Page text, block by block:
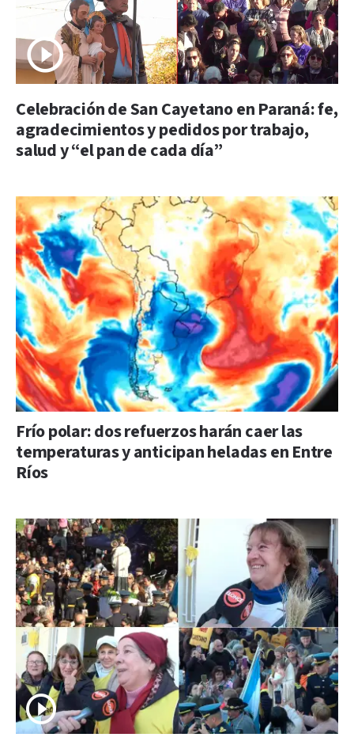
Celebración de San Cayetano en Paraná: fe,
agradecimientos y pedidos por trabajo,
salud y “el pan de cada día”
Frío polar: dos refuerzos harán caer las
temperaturas y anticipan heladas en Entre
Ríos